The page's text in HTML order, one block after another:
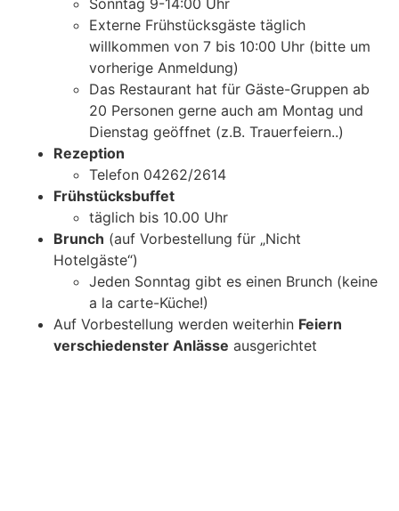
Sonntag 9-14:00 Uhr
Externe Frühstücksgäste täglich
willkommen von 7 bis 10:00 Uhr (bitte um
vorherige Anmeldung)
Das Restaurant hat für Gäste-Gruppen ab
20 Personen gerne auch am Montag und
Dienstag geöffnet (z.B. Trauerfeiern..)
Rezeption
Telefon 04262/2614
Frühstücksbuffet
täglich bis 10.00 Uhr
Brunch (auf Vorbestellung für „Nicht
Hotelgäste“)
Jeden Sonntag gibt es einen Brunch (keine
a la carte-Küche!)
Auf Vorbestellung werden weiterhin Feiern
verschiedenster Anlässe ausgerichtet